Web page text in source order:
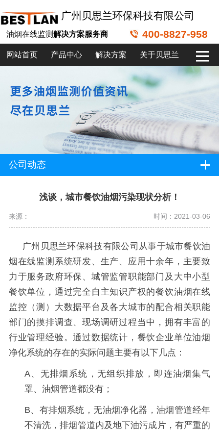
广州贝思兰环保科技有限公司
油烟在线监测解决方案服务商 400-8827-958
网站首页 产品中心 解决方案 关于贝思兰
公司动态
浅谈，城市餐饮油烟污染现状分析！
来源： 时间：2021-03-06
广州贝思兰环保科技有限公司从事于城市餐饮油
烟在线监测系统研发、生产、应用十余年，主要致
力于服务政府环保、城管监管职能部门及大中小型
餐饮单位，通过完全自主知识产权的餐饮油烟在线
监控（测）大数据平台及各大城市的配合相关职能
部门的摸排调查、现场调研过程当中，拥有丰富的
行业管理经验。通过数据统计，餐饮企业单位油烟
净化系统的存在的实际问题主要有以下几点：
A、无排烟系统，无组织排放，即连油烟集气
罩、油烟管道都没有；
B、有排烟系统，无油烟净化器，油烟管道经年
不清洗，排烟管道内及地下油污成片，有严重的